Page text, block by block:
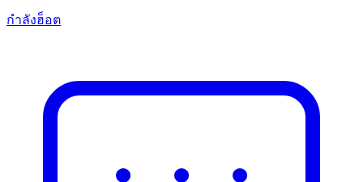
กำลังฮ็อต